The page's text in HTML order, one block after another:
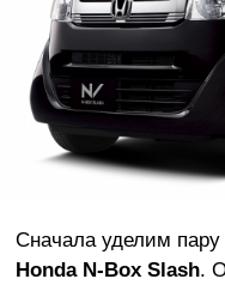
Сначала уделим
Honda N-Box Slash.